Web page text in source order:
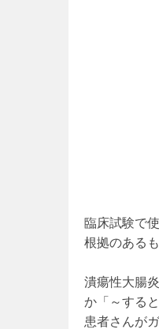
臨床試験で
根拠のある
潰瘍性大腸
か「～する
患者さんが